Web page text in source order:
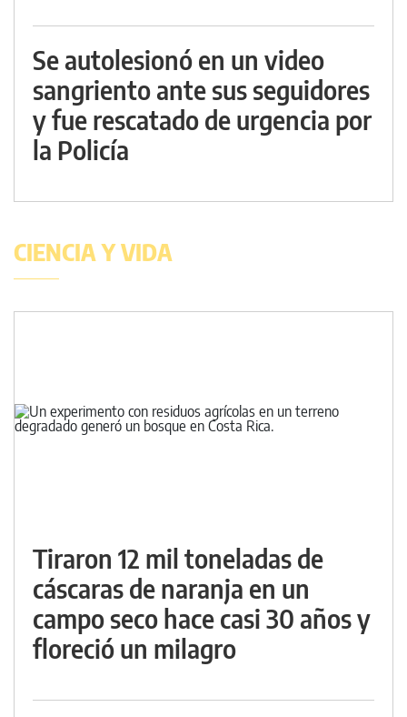
Se autolesionó en un video
sangriento ante sus seguidores
y fue rescatado de urgencia por
la Policía
CIENCIA Y VIDA
Tiraron 12 mil toneladas de
cáscaras de naranja en un
campo seco hace casi 30 años y
floreció un milagro